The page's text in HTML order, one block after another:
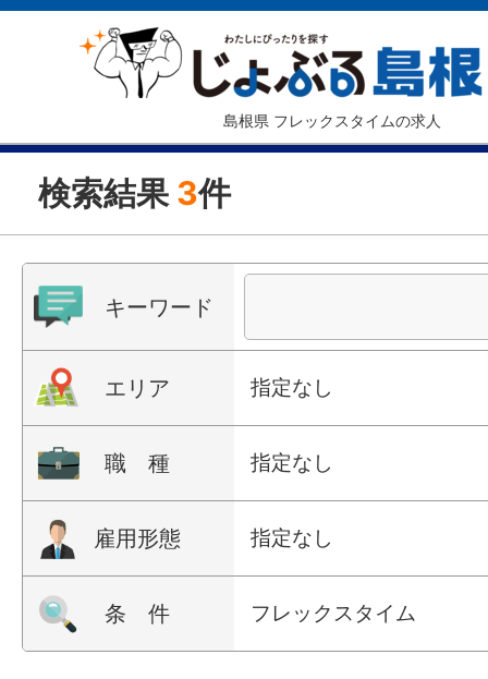
島根県 フレックスタイムの求人
検索結果 3件
キーワード
エリア 指定なし
職 種 指定なし
雇用形態 指定なし
条 件 フレックスタイム